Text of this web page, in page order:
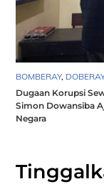
BOMBERAY,
Dugaan Korupsi
Simon Dowansiba
Negara